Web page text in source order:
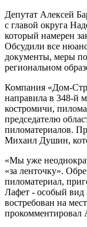
Депутат Алексей
с главой округа
который намерен
Обсудили все
документы, меры
региональном
Компания «Дом-
направила в 348-й
костромичи,
председателю
пиломатериалов.
Михаил Душин,
«Мы уже
«за ленточку».
пиломатериал,
Лафет - особый вид
востребован на
прокомментировал